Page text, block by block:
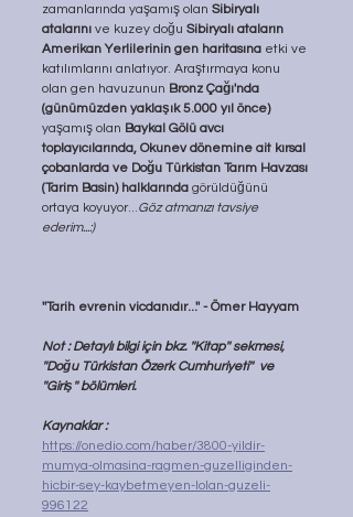
zamanlarında yaşamış olan Sibiryalı
atalarını ve kuzey doğu Sibiryalı ataların
Amerikan Yerlilerinin gen haritasına etki ve
katılımlarını anlatıyor. Araştırmaya konu
olan gen havuzunun Bronz Çağı'nda
(günümüzden yaklaşık 5.000 yıl önce)
yaşamış olan Baykal Gölü avcı
toplayıcılarında, Okunev dönemine ait kırsal
çobanlarda ve Doğu Türkistan Tarım Havzası
(Tarim Basin) halklarında görüldüğünü
ortaya koyuyor...Göz atmanızı tavsiye
ederim...:)
''Tarih evrenin vicdanıdır...'' - Ömer Hayyam
Not : Detaylı bilgi için bkz. ''Kitap'' sekmesi,
''Doğu Türkistan Özerk Cumhuriyeti''  ve
''Giriş'' bölümleri.
Kaynaklar :
https://onedio.com/haber/3800-yildir-
mumya-olmasina-ragmen-guzelliginden-
hicbir-sey-kaybetmeyen-lolan-guzeli-
996122